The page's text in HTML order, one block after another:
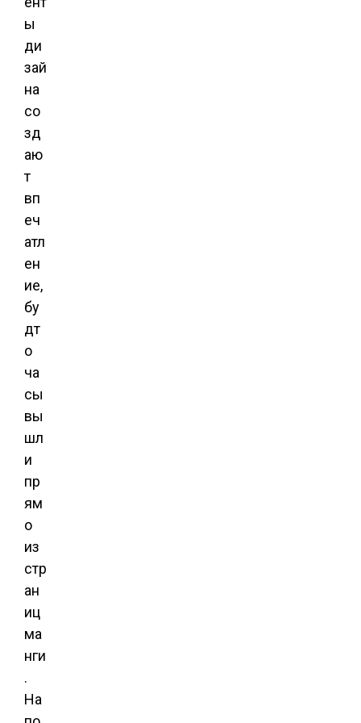
ы
ди
зай
на
со
зд
аю
т
вп
еч
атл
ен
ие,
бу
дт
о
ча
сы
вы
шл
и
пр
ям
о
из
стр
ан
иц
ма
нги
.
На